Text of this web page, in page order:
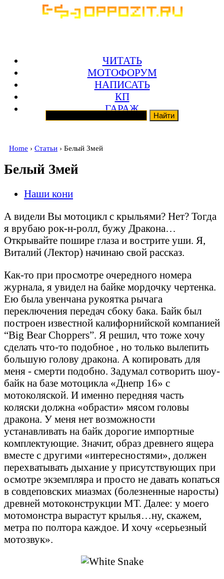
ЧИТАТЬ
МОТОФОРУМ
НАПИСАТЬ
КП
ГАРАЖ
Home › Статьи › Белый Змей
Белый Змей
Наши кони
А видели Вы мотоцикл с крыльями? Нет? Тогда
я врубаю рок-н-ролл, бужу Дракона…
Открывайте пошире глаза и вострите уши. Я,
Виталий (Лектор) начинаю свой рассказ.
Как-то при просмотре очередного номера
журнала, я увидел на байке мордочку чертенка.
Ею была увенчана рукоятка рычага
переключения передач сбоку бака. Байк был
построен известной калифорнийской компанией
“Big Bear Choppers”. Я решил, что тоже хочу
сделать что-то подобное , но только вылепить
большую голову дракона. А копировать для
меня - смерти подобно. Задумал сотворить шоу-
байк на базе мотоцикла «Днепр 16» с
мотоколяской. И именно передняя часть
коляски должна «обрасти» мясом головы
дракона. У меня нет возможности
устанавливать на байк дорогие импортные
комплектующие. Значит, образ древнего ящера
вместе с другими «интересностями», должен
перехватывать дыхание у присутствующих при
осмотре экземпляра и просто не давать копаться
в совдеповских миазмах (болезненные наросты)
древней мотоконструкции МТ. Далее: у моего
мотомонстра вырастут крылья…ну, скажем,
метра по полтора каждое. И хочу «серьезный
мотозвук».